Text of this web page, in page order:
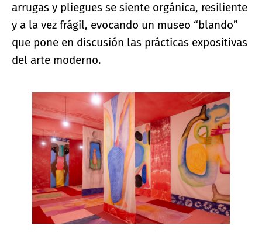
arrugas y pliegues se siente orgánica, resiliente
y a la vez frágil, evocando un museo “blando”
que pone en discusión las prácticas expositivas
del arte moderno.
Ampliar imagen